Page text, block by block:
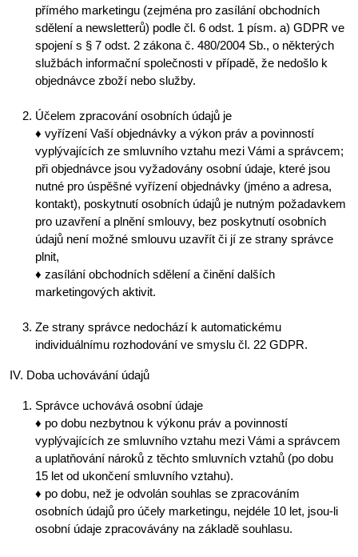
přímého marketingu (zejména pro zasílání obchodních
sdělení a newsletterů) podle čl. 6 odst. 1 písm. a) GDPR ve
spojení s § 7 odst. 2 zákona č. 480/2004 Sb., o některých
službách informační společnosti v případě, že nedošlo k
objednávce zboží nebo služby.
Účelem zpracování osobních údajů je
♦ vyřízení Vaší objednávky a výkon práv a povinností
vyplývajících ze smluvního vztahu mezi Vámi a správcem;
při objednávce jsou vyžadovány osobní údaje, které jsou
nutné pro úspěšné vyřízení objednávky (jméno a adresa,
kontakt), poskytnutí osobních údajů je nutným požadavkem
pro uzavření a plnění smlouvy, bez poskytnutí osobních
údajů není možné smlouvu uzavřít či jí ze strany správce
plnit,
♦ zasílání obchodních sdělení a činění dalších
marketingových aktivit.
Ze strany správce nedochází k automatickému
individuálnímu rozhodování ve smyslu čl. 22 GDPR.
IV. Doba uchovávání údajů
Správce uchovává osobní údaje
♦ po dobu nezbytnou k výkonu práv a povinností
vyplývajících ze smluvního vztahu mezi Vámi a správcem
a uplatňování nároků z těchto smluvních vztahů (po dobu
15 let od ukončení smluvního vztahu).
♦ po dobu, než je odvolán souhlas se zpracováním
osobních údajů pro účely marketingu, nejdéle 10 let, jsou-li
osobní údaje zpracovávány na základě souhlasu.